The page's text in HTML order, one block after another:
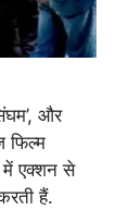
और
फिल्म
में एक्शन से
हैं.